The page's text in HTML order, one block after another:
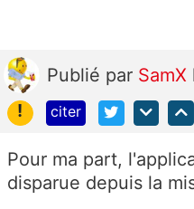
Publié par SamX
!
citer
Pour ma part,
disparue depuis la